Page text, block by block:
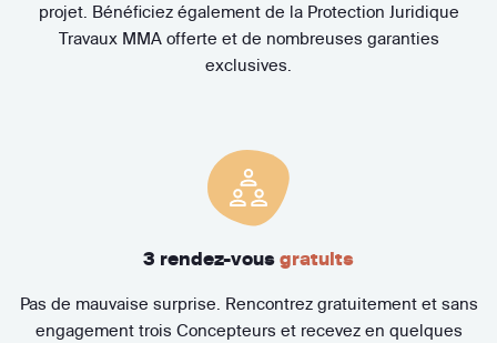
projet. Bénéficiez également de la Protection Juridique
Travaux MMA offerte et de nombreuses garanties
exclusives.
3 rendez-vous gratuits
Pas de mauvaise surprise. Rencontrez gratuitement et sans
engagement trois Concepteurs et recevez en quelques